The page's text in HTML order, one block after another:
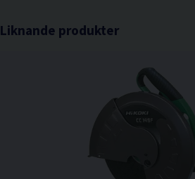
Liknande produkter